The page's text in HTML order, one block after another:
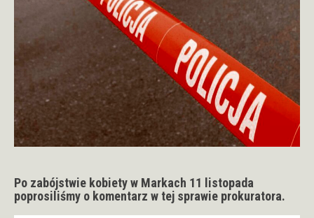
Po zabójstwie kobiety w Markach 11 listopada
poprosiliśmy o komentarz w tej sprawie prokuratora.